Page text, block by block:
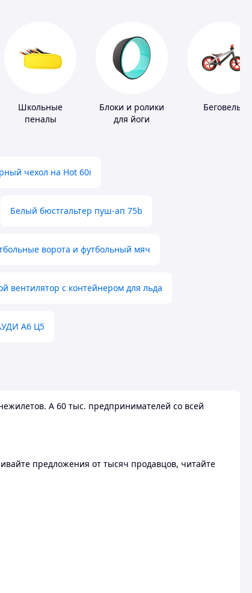
Школьные
пеналы
Блоки и ролики
для йоги
Беговелы
чехол на Hot 60i
Белый бюстгальтер пуш-ап 75b
ворота и футбольный мяч
вентилятор с контейнером для льда
А6 Ц5
А 60 тыс. предпринимателей со всей
предложения от тысяч продавцов, читайте